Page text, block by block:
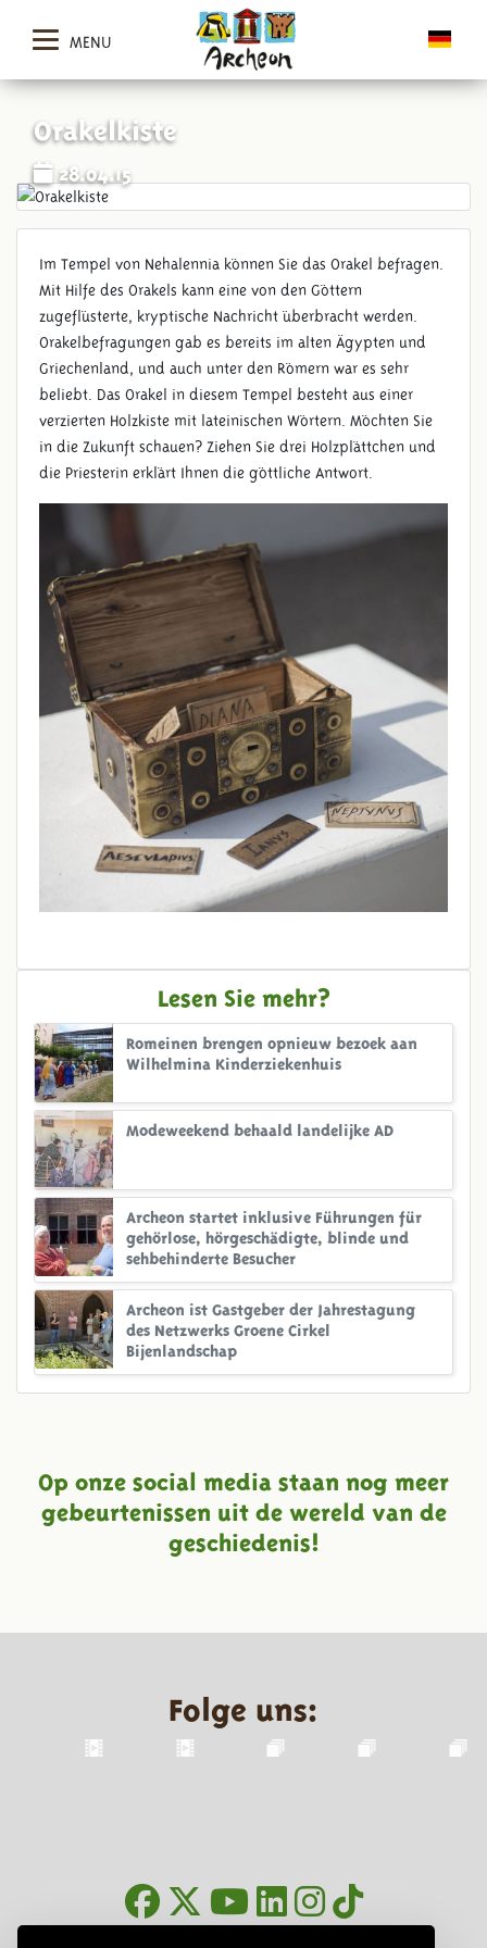
MENU
Orakelkiste
28.04.15
Im Tempel von Nehalennia können Sie das Orakel befragen.
Mit Hilfe des Orakels kann eine von den Göttern
zugeflüsterte, kryptische Nachricht überbracht werden.
Orakelbefragungen gab es bereits im alten Ägypten und
Griechenland, und auch unter den Römern war es sehr
beliebt. Das Orakel in diesem Tempel besteht aus einer
verzierten Holzkiste mit lateinischen Wörtern. Möchten Sie
in die Zukunft schauen? Ziehen Sie drei Holzplättchen und
die Priesterin erklärt Ihnen die göttliche Antwort.
Lesen Sie mehr?
Romeinen brengen opnieuw bezoek aan
Wilhelmina Kinderziekenhuis
Modeweekend behaald landelijke AD
Archeon startet inklusive Führungen für
gehörlose, hörgeschädigte, blinde und
sehbehinderte Besucher
Archeon ist Gastgeber der Jahrestagung
des Netzwerks Groene Cirkel
Bijenlandschap
Op onze social media staan nog meer
gebeurtenissen uit de wereld van de
geschiedenis!
Folge uns: